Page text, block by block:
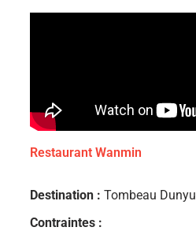
Restaurant Wanmin
Destination : Tombeau Dunyu
Contraintes :